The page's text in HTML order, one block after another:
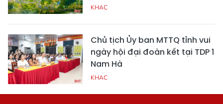
KHAC
Chủ tịch Ủy ban MTTQ tỉnh vui
ngày hội đại đoàn kết tại TDP 1
Nam Hà
KHAC